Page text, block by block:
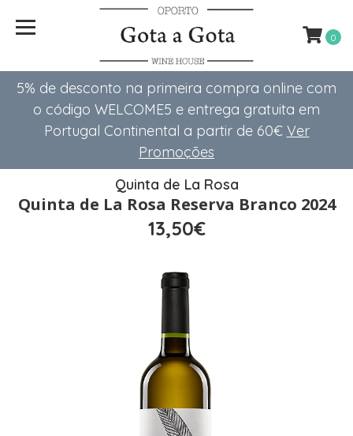
5% de desconto na primeira compra online com
o código WELCOME5 e entrega gratuita em
Portugal Continental a partir de 60€ Ver
Promoções
0
Quinta de La Rosa
Quinta de La Rosa Reserva Branco 2024
13,50€